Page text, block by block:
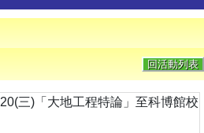
回活動列表
三)「大地工程特論」至科博館校